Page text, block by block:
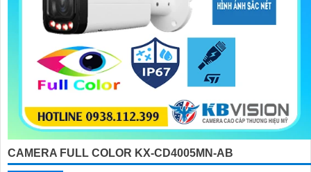
CAMERA FULL COLOR KX-CD4005MN-AB